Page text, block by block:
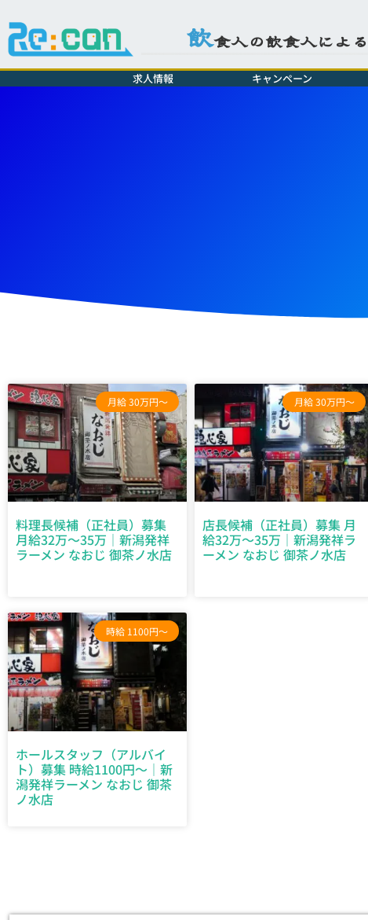
飲食人の飲食人によ
求人情報 キャンペーン
月給 30万円～
料理長候補（正社員）募集
月給32万～35万｜新潟発祥
ラーメン なおじ 御茶ノ水店
月給 30万円～
店長候補（正社員）募集 月
給32万～35万｜新潟発祥ラ
ーメン なおじ 御茶ノ水店
時給 1100円～
ホールスタッフ（アルバイ
ト）募集 時給1100円～｜新
潟発祥ラーメン なおじ 御茶
ノ水店